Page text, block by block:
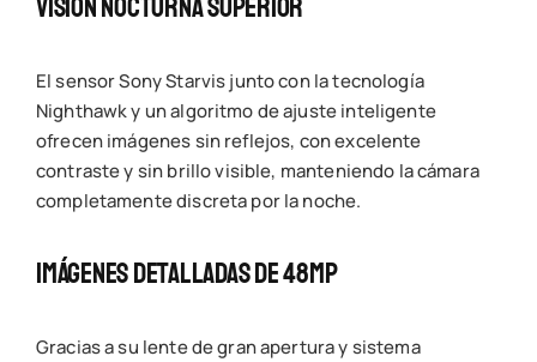
Visión Nocturna Superior
El sensor Sony Starvis junto con la tecnología
Nighthawk y un algoritmo de ajuste inteligente
ofrecen imágenes sin reflejos, con excelente
contraste y sin brillo visible, manteniendo la cámara
completamente discreta por la noche.
Imágenes Detalladas De 48MP
Gracias a su lente de gran apertura y sistema